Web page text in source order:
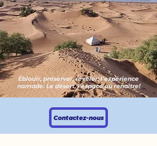
Contactez-nous
Éblouir, préserver, révéler: l'expérience
nomade. Le désert, l'espace où renaître!